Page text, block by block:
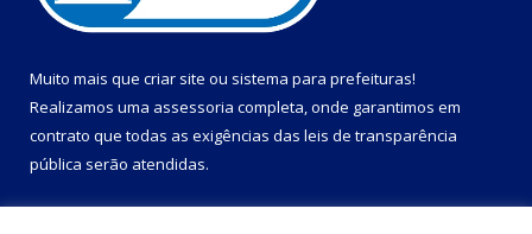
Muito mais que criar site ou sistema para prefeituras!
Realizamos uma assessoria completa, onde garantimos em
contrato que todas as exigências das leis de transparência
pública serão atendidas.